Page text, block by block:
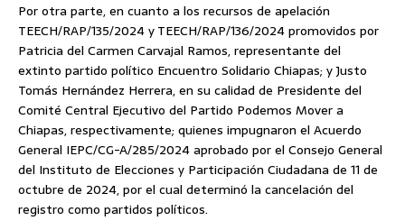
Por otra parte, en cuanto a los recursos de apelación
TEECH/RAP/135/2024 y TEECH/RAP/136/2024 promovidos por
Patricia del Carmen Carvajal Ramos, representante del
extinto partido político Encuentro Solidario Chiapas; y Justo
Tomás Hernández Herrera, en su calidad de Presidente del
Comité Central Ejecutivo del Partido Podemos Mover a
Chiapas, respectivamente; quienes impugnaron el Acuerdo
General IEPC/CG-A/285/2024 aprobado por el Consejo General
del Instituto de Elecciones y Participación Ciudadana de 11 de
octubre de 2024, por el cual determinó la cancelación del
registro como partidos políticos.